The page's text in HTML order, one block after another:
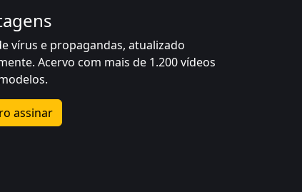
vírus e propagandas, atualizado
Acervo com mais de 1.200 vídeos
assinar